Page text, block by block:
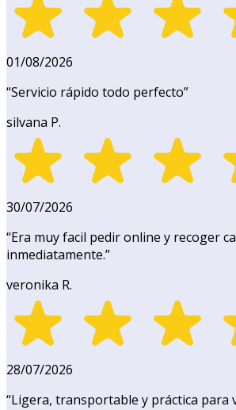
01/08/2026
“Servicio rápido todo perfecto”
silvana P.
30/07/2026
“Era muy facil pedir online y recoger
inmediatamente.”
veronika R.
28/07/2026
“Ligera, transportable y práctica para